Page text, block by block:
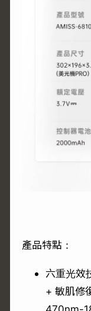
產品特點：
六重光效
+ 敏肌修